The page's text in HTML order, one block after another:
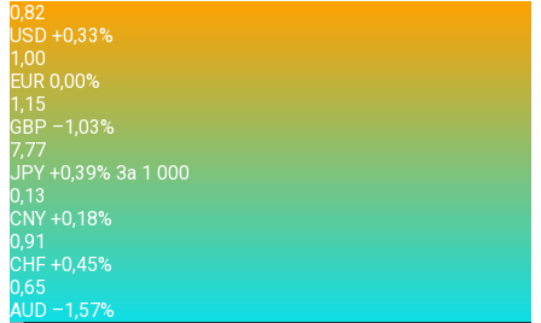
0,82
USD +0,33%
1,00
EUR 0,00%
1,15
GBP –1,03%
7,77
JPY +0,39% За 1 000
0,13
CNY +0,18%
0,91
CHF +0,45%
0,65
AUD –1,57%